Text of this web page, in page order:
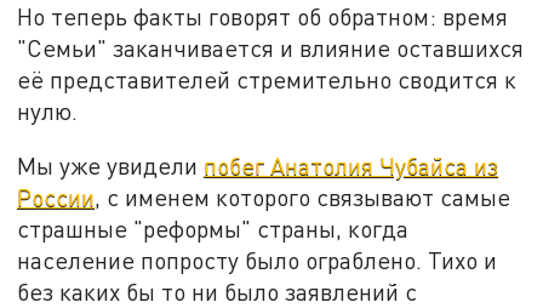
Но теперь факты говорят об обратном: время
"Семьи" заканчивается и влияние оставшихся
её представителей стремительно сводится к
нулю.
Мы уже увидели побег Анатолия Чубайса из
России, с именем которого связывают самые
страшные "реформы" страны, когда
население попросту было ограблено. Тихо и
без каких бы то ни было заявлений с